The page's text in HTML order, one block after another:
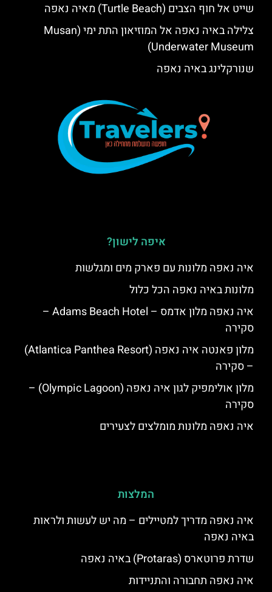
שייט אל חוף הצבים (Turtle Beach) מאיה נאפה
צלילה באיה נאפה אל המוזיאון התת ימי (Musan
Underwater Museum)
שנורקלינג באיה נאפה
איפה לישון?
איה נאפה מלונות עם פארק מים ומגלשות
מלונות באיה נאפה הכל כלול
איה נאפה מלון אדמס – Adams Beach Hotel –
סקירה
מלון פאנטה איה נאפה (Atlantica Panthea Resort)
– סקירה
מלון אולימפיק לגון איה נאפה (Olympic Lagoon) –
סקירה
איה נאפה מלונות מומלצים לצעירים
המלצות
איה נאפה מדריך למטיילים – מה יש לעשות ולראות
באיה נאפה
שדרת פרוטארס (Protaras) באיה נאפה
איה נאפה תחבורה והתניידות